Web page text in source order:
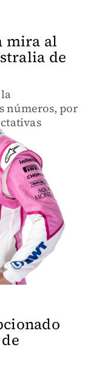
mira al
de
números, por